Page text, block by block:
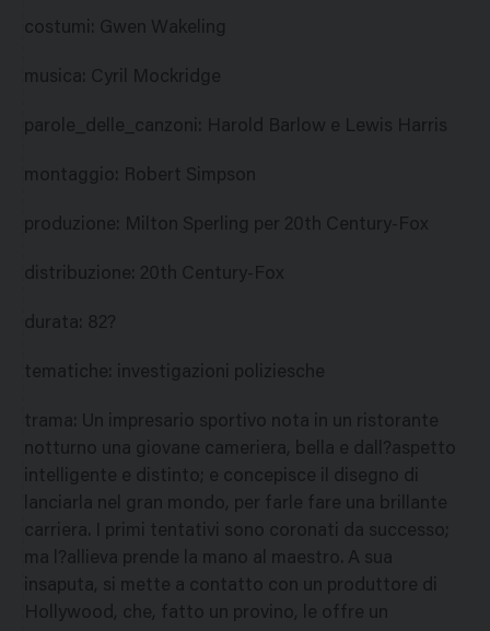
costumi: Gwen Wakeling
musica: Cyril Mockridge
parole_delle_canzoni: Harold Barlow e Lewis Harris
montaggio: Robert Simpson
produzione: Milton Sperling per 20th Century-Fox
distribuzione: 20th Century-Fox
durata: 82?
tematiche: investigazioni poliziesche
trama: Un impresario sportivo nota in un ristorante
notturno una giovane cameriera, bella e dall?aspetto
intelligente e distinto; e concepisce il disegno di
lanciarla nel gran mondo, per farle fare una brillante
carriera. I primi tentativi sono coronati da successo;
ma l?allieva prende la mano al maestro. A sua
insaputa, si mette a contatto con un produttore di
Hollywood, che, fatto un provino, le offre un